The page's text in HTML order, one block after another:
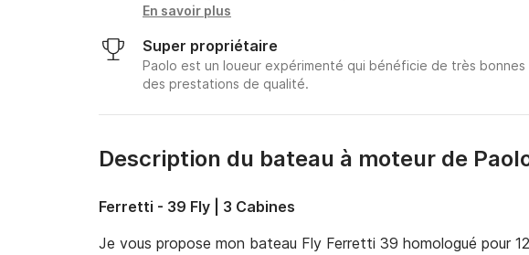
En savoir plus
Super propriétaire
Paolo est un loueur expérimenté qui bénéficie de très
des prestations de qualité.
Description du bateau à moteur de
Ferretti - 39 Fly | 3 Cabines
Je vous propose mon bateau Fly Ferretti 39 homologué pour